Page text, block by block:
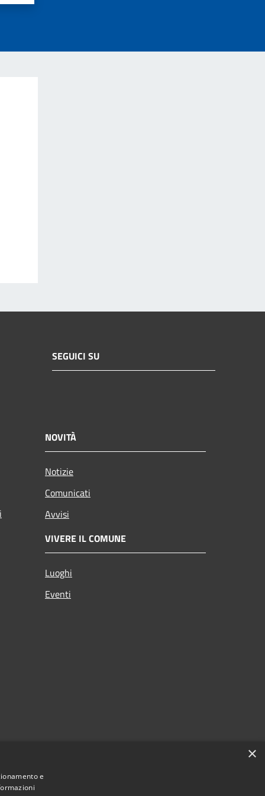
SEGUICI SU
NOVITÀ
Notizie
Comunicati
Avvisi
VIVERE IL COMUNE
Luoghi
Eventi
×
e